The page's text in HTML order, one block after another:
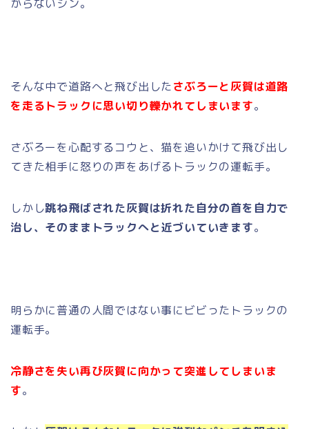
からないシン。
そんな中で道路へと飛び出したさぶろーと灰賀は道路
を走るトラックに思い切り轢かれてしまいます。
さぶろーを心配するコウと、猫を追いかけて飛び出し
てきた相手に怒りの声をあげるトラックの運転手。
しかし跳ね飛ばされた灰賀は折れた自分の首を自力で
治し、そのままトラックへと近づいていきます。
明らかに普通の人間ではない事にビビったトラックの
運転手。
冷静さを失い再び灰賀に向かって突進してしまいま
す。